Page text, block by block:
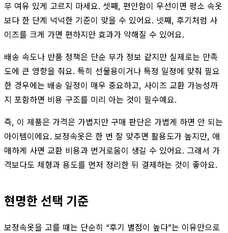
무 여유 있게 고르지 마세요. 셋째, 편안함이 우선이면 평소 속옷
보다 한 단계 넉넉한 기준이 맞을 수 있어요. 넷째, 후기처럼 사
이즈를 크게 가면 편하지만 효과가 약해질 수 있어요.
배송 속도나 반품 정책은 단순 부가 정보 같지만 실제로는 만족
도에 큰 영향을 줘요. 특히 선물용이거나 특정 일정에 맞춰 필요
한 경우에는 배송 일정이 매우 중요하고, 사이즈 교환 가능성까
지 포함하면 비용 구조를 미리 아는 것이 필수예요.
즉, 이 제품은 가격은 가볍지만 구매 판단은 가볍게 하면 안 되는
아이템이에요. 보정속옷은 한 번 잘 맞추면 활용도가 높지만, 애
매하게 사면 교환 비용과 번거로움이 생길 수 있어요. 그래서 가
격보다도 체형과 용도를 먼저 정리한 뒤 결제하는 것이 좋아요.
현명한 선택 기준
보정속옷을 고를 때는 단순히 “후기 별점이 높다”는 이유만으로